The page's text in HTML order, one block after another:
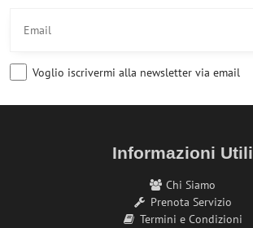
Voglio iscrivermi alla newsletter via email
Informazioni Utili
Chi Siamo
Prenota Servizio
Termini e Condizioni